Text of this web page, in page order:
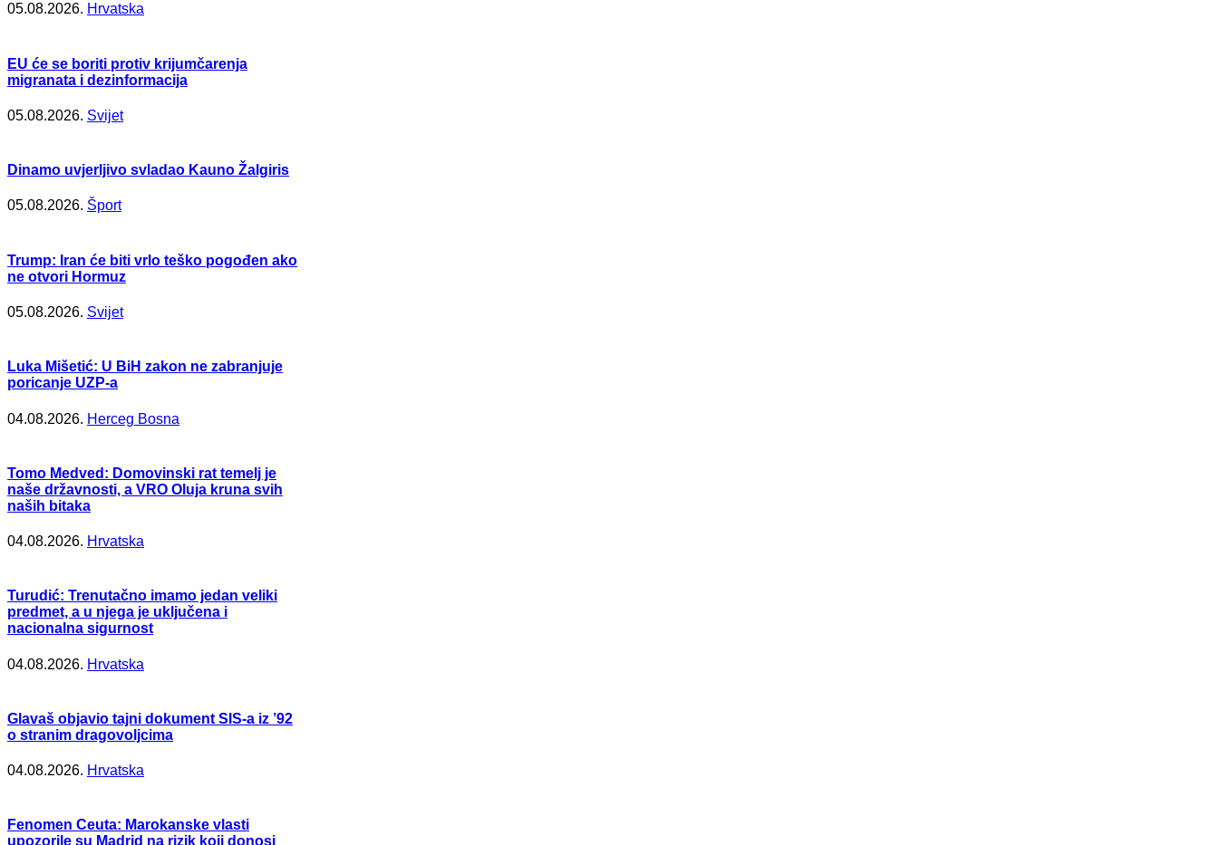
05.08.2026. Hrvatska
EU će se boriti protiv krijumčarenja
migranata i dezinformacija
05.08.2026. Svijet
Dinamo uvjerljivo svladao Kauno Žalgiris
05.08.2026. Šport
Trump: Iran će biti vrlo teško pogođen ako
ne otvori Hormuz
05.08.2026. Svijet
Luka Mišetić: U BiH zakon ne zabranjuje
poricanje UZP-a
04.08.2026. Herceg Bosna
Tomo Medved: Domovinski rat temelj je
naše državnosti, a VRO Oluja kruna svih
naših bitaka
04.08.2026. Hrvatska
Turudić: Trenutačno imamo jedan veliki
predmet, a u njega je uključena i
nacionalna sigurnost
04.08.2026. Hrvatska
Glavaš objavio tajni dokument SIS-a iz ’92
o stranim dragovoljcima
04.08.2026. Hrvatska
Fenomen Ceuta: Marokanske vlasti
upozorile su Madrid na rizik koji donosi